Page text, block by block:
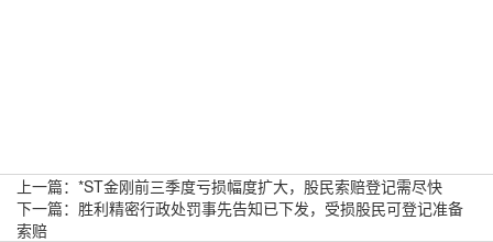
上一篇： *ST金刚前三季度亏损幅度扩大，股民索赔登记需尽快
下一篇： 胜利精密行政处罚事先告知已下发，受损股民可登记准备
索赔